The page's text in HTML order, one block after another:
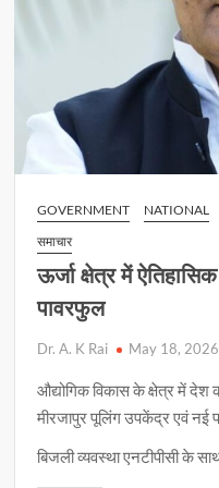
नाम
GOVERNMENT NATIONAL
समाचार
ऊर्जा क्षेत्र में
पावरफुल
Dr. A. K Rai May 18, 2026
औद्योगिक विकास के क्षेत्र में देश
मीरजापुर पूलिंग उपकेंद्र एवं नई
बिजली व्यवस्था एनटीपीसी के